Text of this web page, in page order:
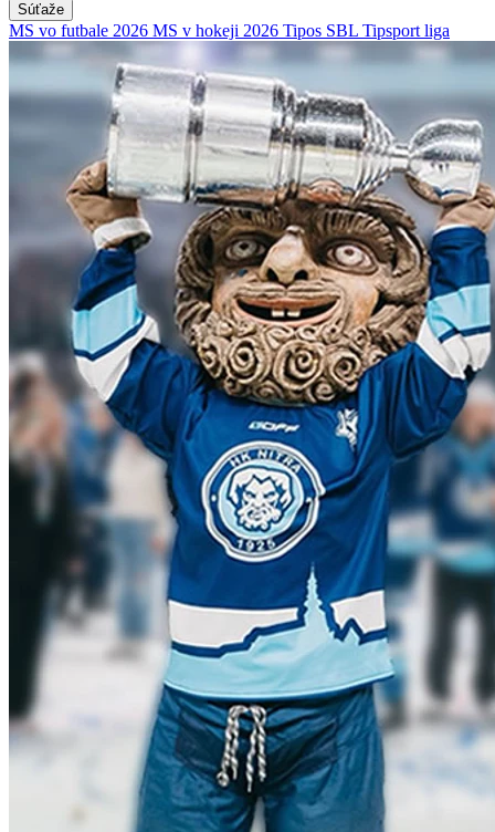
Súťaže
MS vo futbale 2026 MS v hokeji 2026 Tipos SBL Tipsport liga